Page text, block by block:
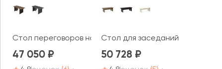
Стол переговоров на 6 человек / брифинг Фестус /
47 050
Стол для заседаний V-105
50 728